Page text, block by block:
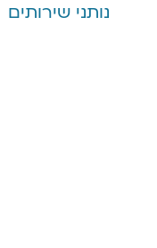
נותני שירותים